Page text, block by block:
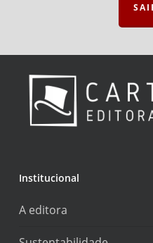
Institucional
A editora